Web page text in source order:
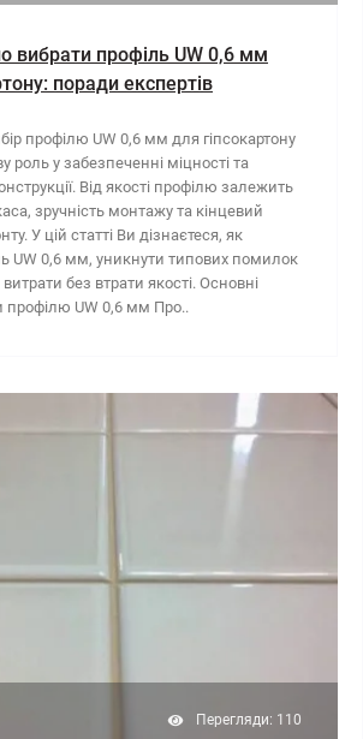
вибрати профіль UW 0,6 мм
поради експертів
профілю UW 0,6 мм для гіпсокартону
роль у забезпеченні міцності та
Від якості профілю залежить
зручність монтажу та кінцевий
У цій статті Ви дізнаєтеся, як
UW 0,6 мм, уникнути типових помилок
без втрати якості. Основні
профілю UW 0,6 мм Про..
Перегляди: 110